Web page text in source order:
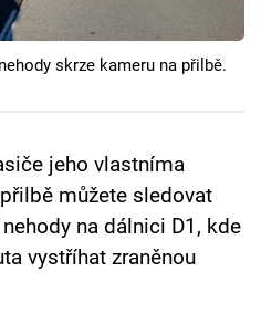
skrze kameru na přilbě.
jeho vlastníma
můžete sledovat
na dálnici D1, kde
vystříhat zraněnou